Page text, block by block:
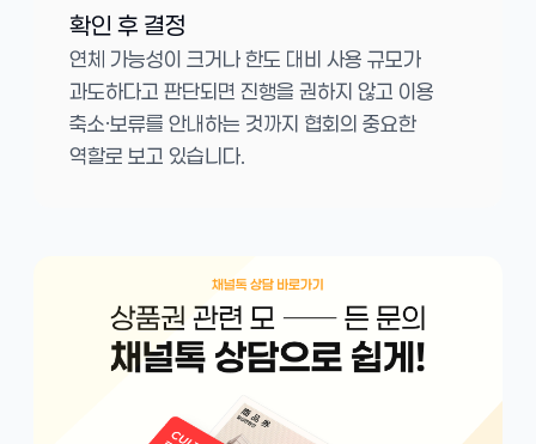
확인 후 결정
연체 가능성이 크거나 한도 대비 사용 규모가
과도하다고 판단되면 진행을 권하지 않고 이용
축소·보류를 안내하는 것까지 협회의 중요한
역할로 보고 있습니다.